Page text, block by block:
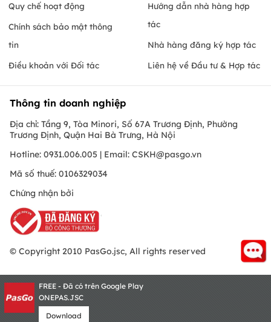
Quy chế hoạt động
Chính sách bảo mật thông
tin
Điều khoản với Đối tác
Hướng dẫn nhà hàng hợp
tác
Nhà hàng đăng ký hợp tác
Liên hệ về Đầu tư & Hợp tác
Thông tin doanh nghiệp
Địa chỉ: Tầng 9, Tòa Minori, Số 67A Trương Định, Phường
Trương Định, Quận Hai Bà Trưng, Hà Nội
Hotline: 0931.006.005 | Email: CSKH@pasgo.vn
Mã số thuế: 0106329034
Chứng nhận bởi
© Copyright 2010 PasGo.jsc, All rights reserved
FREE - Đã có trên Google Play
ONEPAS.JSC
Download